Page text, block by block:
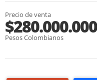
Precio de venta
$280.000.000
Pesos Colombianos